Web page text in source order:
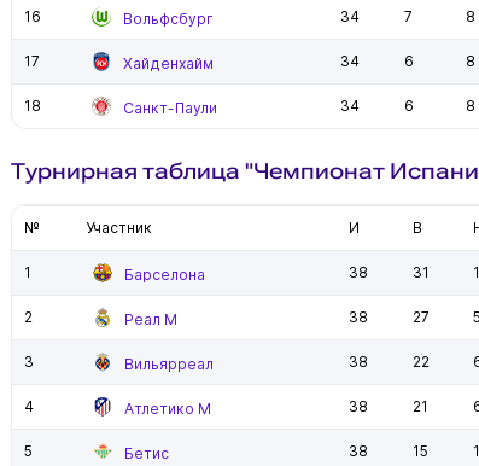
16 Вольфсбург 34 7 8
17 Хайденхайм 34 6 8
18 Санкт-Паули 34 6 8
Турнирная таблица "Чемпионат
№ Участник И В
1 Барселона 38 31 1
2 Реал М 38 27 5
3 Вильярреал 38 22
4 Атлетико М 38 21
5 Бетис 38 15